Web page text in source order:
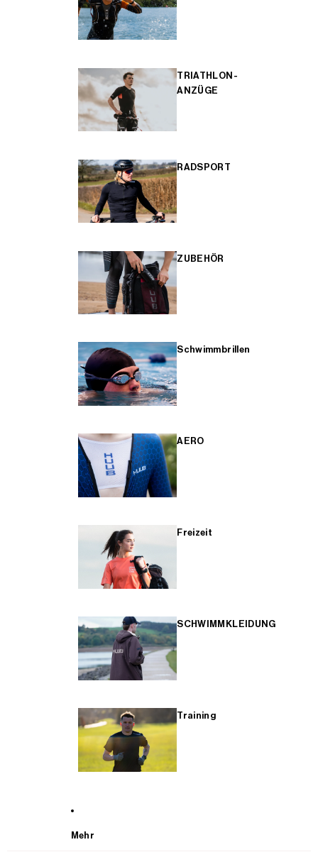
TRIATHLON-
ANZÜGE
RADSPORT
ZUBEHÖR
Schwimmbrillen
AERO
Freizeit
SCHWIMMKLEIDUNG
Training
Mehr